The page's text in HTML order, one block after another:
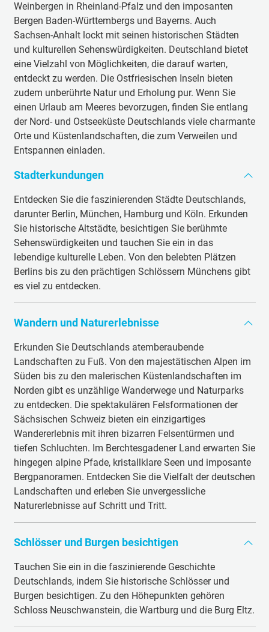
Weinbergen in Rheinland-Pfalz und den imposanten
Bergen Baden-Württembergs und Bayerns. Auch
Sachsen-Anhalt lockt mit seinen historischen Städten
und kulturellen Sehenswürdigkeiten. Deutschland bietet
eine Vielzahl von Möglichkeiten, die darauf warten,
entdeckt zu werden. Die Ostfriesischen Inseln bieten
zudem unberührte Natur und Erholung pur. Wenn Sie
einen Urlaub am Meeres bevorzugen, finden Sie entlang
der Nord- und Ostseeküste Deutschlands viele charmante
Orte und Küstenlandschaften, die zum Verweilen und
Entspannen einladen.
Stadterkundungen
Entdecken Sie die faszinierenden Städte Deutschlands,
darunter Berlin, München, Hamburg und Köln. Erkunden
Sie historische Altstädte, besichtigen Sie berühmte
Sehenswürdigkeiten und tauchen Sie ein in das
lebendige kulturelle Leben. Von den belebten Plätzen
Berlins bis zu den prächtigen Schlössern Münchens gibt
es viel zu entdecken.
Wandern und Naturerlebnisse
Erkunden Sie Deutschlands atemberaubende
Landschaften zu Fuß. Von den majestätischen Alpen im
Süden bis zu den malerischen Küstenlandschaften im
Norden gibt es unzählige Wanderwege und Naturparks
zu entdecken. Die spektakulären Felsformationen der
Sächsischen Schweiz bieten ein einzigartiges
Wandererlebnis mit ihren bizarren Felsentürmen und
tiefen Schluchten. Im Berchtesgadener Land erwarten Sie
hingegen alpine Pfade, kristallklare Seen und imposante
Bergpanoramen. Entdecken Sie die Vielfalt der deutschen
Landschaften und erleben Sie unvergessliche
Naturerlebnisse auf Schritt und Tritt.
Schlösser und Burgen besichtigen
Tauchen Sie ein in die faszinierende Geschichte
Deutschlands, indem Sie historische Schlösser und
Burgen besichtigen. Zu den Höhepunkten gehören
Schloss Neuschwanstein, die Wartburg und die Burg Eltz.